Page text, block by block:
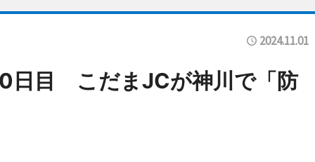
2024.11.01
日目 こだまJCが神川で「防